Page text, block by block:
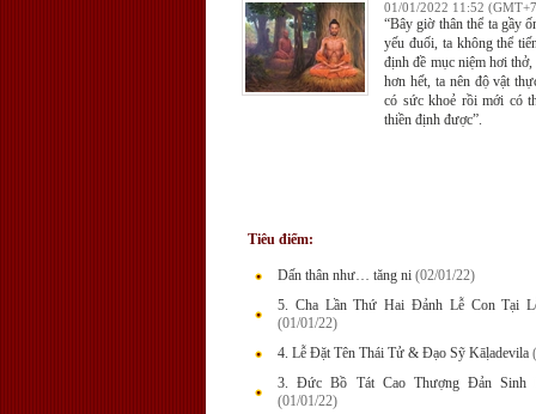
01/01/2022 11:52
“Bây giờ thân thể ta gầy
yếu đuối, ta không thể
định đề mục niệm hơi
hơn hết, ta nên độ vật
có sức khoẻ rồi mới có
thiền định được”.
Tiêu điểm:
Dấn thân như… tăng ni (02/01/22)
5. Cha Lần Thứ Hai Đảnh Lễ Con Tại
(01/01/22)
4. Lễ Đặt Tên Thái Tử & Đạo Sỹ Kāḷadevila
3. Đức Bồ Tát Cao Thượng Đản Sinh
(01/01/22)